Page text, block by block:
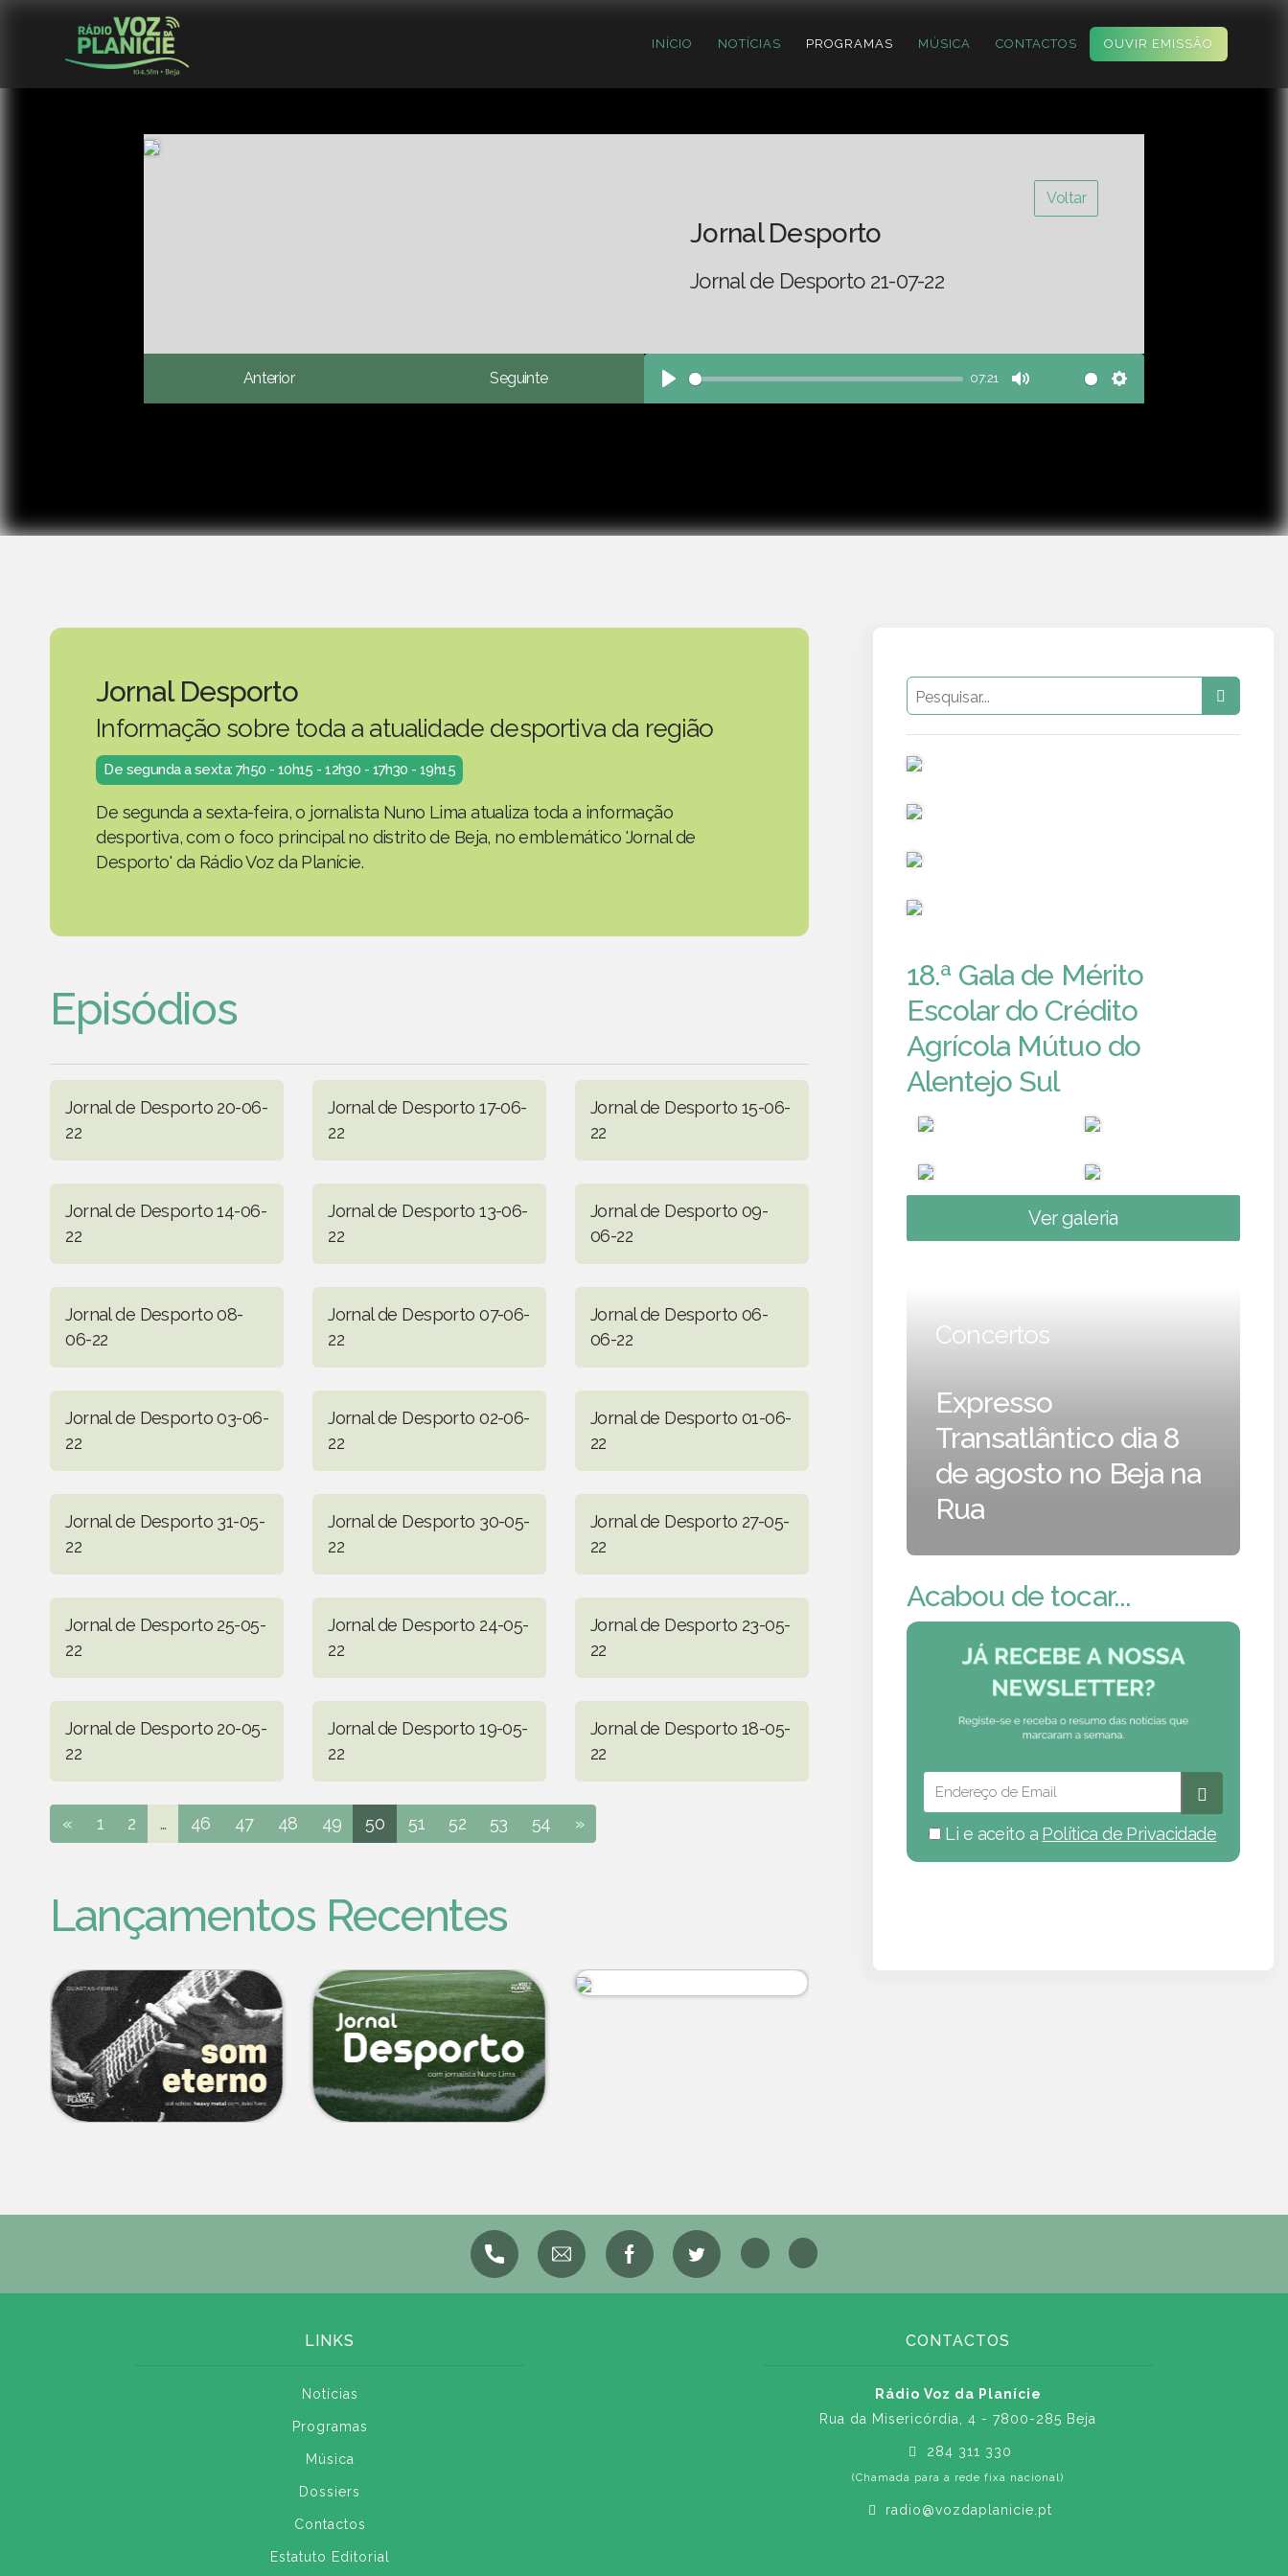
INÍCIO NOTÍCIAS PROGRAMAS MÚSICA CONTACTOS OUVIR EMISSÃO
Voltar
Jornal Desporto
Jornal de Desporto 21-07-22
Anterior Seguinte
Play
07:21
Mute Settings
Jornal Desporto
Informação sobre toda a atualidade desportiva da região
De segunda a sexta: 7h50 - 10h15 - 12h30 - 17h30 - 19h15
De segunda a sexta-feira, o jornalista Nuno Lima atualiza toda a informação
desportiva, com o foco principal no distrito de Beja, no emblemático 'Jornal de
Desporto' da Rádio Voz da Planície.
Episódios
Jornal de Desporto 20-06-
22
Jornal de Desporto 17-06-
22
Jornal de Desporto 15-06-
22
Jornal de Desporto 14-06-
22
Jornal de Desporto 13-06-
22
Jornal de Desporto 09-
06-22
Jornal de Desporto 08-
06-22
Jornal de Desporto 07-06-
22
Jornal de Desporto 06-
06-22
Jornal de Desporto 03-06-
22
Jornal de Desporto 02-06-
22
Jornal de Desporto 01-06-
22
Jornal de Desporto 31-05-
22
Jornal de Desporto 30-05-
22
Jornal de Desporto 27-05-
22
Jornal de Desporto 25-05-
22
Jornal de Desporto 24-05-
22
Jornal de Desporto 23-05-
22
Jornal de Desporto 20-05-
22
Jornal de Desporto 19-05-
22
Jornal de Desporto 18-05-
22
« 1 2 ... 46 47 48 49 50 51 52 53 54 »
Lançamentos Recentes
18.ª Gala de Mérito
Escolar do Crédito
Agrícola Mútuo do
Alentejo Sul
Ver galeria
Concertos
Expresso
Transatlântico dia 8
de agosto no Beja na
Rua
Acabou de tocar...
Li e aceito a Política de Privacidade
LINKS
Notícias
Programas
Música
Dossiers
Contactos
Estatuto Editorial
CONTACTOS
Rádio Voz da Planície
Rua da Misericórdia, 4 - 7800-285 Beja
284 311 330
(Chamada para a rede fixa nacional)
radio@vozdaplanicie.pt